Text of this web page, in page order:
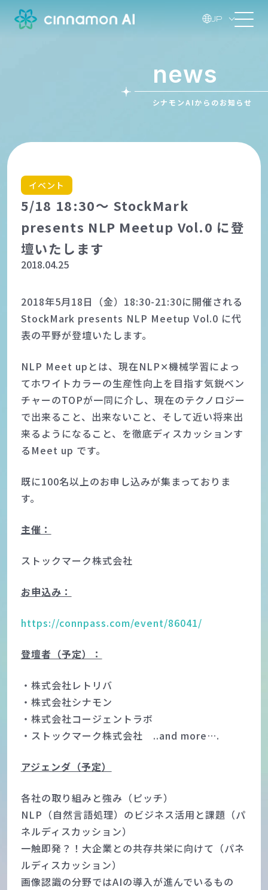
JP
news
シナモンAIからのお知らせ
イベント
5/18 18:30～ StockMark
presents NLP Meetup Vol.0 に登
壇いたします
2018.04.25
2018年5月18日（金）18:30-21:30に開催される
StockMark presents NLP Meetup Vol.0 に代
表の平野が登壇いたします。
NLP Meet upとは、現在NLP✕機械学習によっ
てホワイトカラーの生産性向上を目指す気鋭ベン
チャーのTOPが一同に介し、現在のテクノロジー
で出来ること、出来ないこと、そして近い将来出
来るようになること、を徹底ディスカッションす
るMeet up です。
既に100名以上のお申し込みが集まっておりま
す。
主催：
ストックマーク株式会社
お申込み：
https://connpass.com/event/86041/
登壇者（予定）：
・株式会社レトリバ
・株式会社シナモン
・株式会社コージェントラボ
・ストックマーク株式会社 ..and more….
アジェンダ（予定）
各社の取り組みと強み（ピッチ）
NLP（自然言語処理）のビジネス活用と課題（パ
ネルディスカッション）
一触即発？！大企業との共存共栄に向けて（パネ
ルディスカッション）
画像認識の分野ではAIの導入が進んでいるもの